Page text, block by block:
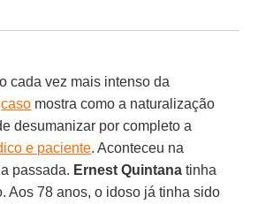
cada vez mais intenso da
caso mostra como a naturalização
desumanizar por completo a
e paciente. Aconteceu na
passada. Ernest Quintana tinha
Aos 78 anos, o idoso já tinha sido